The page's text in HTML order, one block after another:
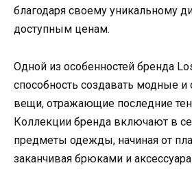
благодаря своему уникальному
доступным ценам.
Одной из особенностей бренда
способность создавать модные
вещи, отражающие последние
Коллекции бренда включают в
предметы одежды, начиная от
заканчивая брюками и